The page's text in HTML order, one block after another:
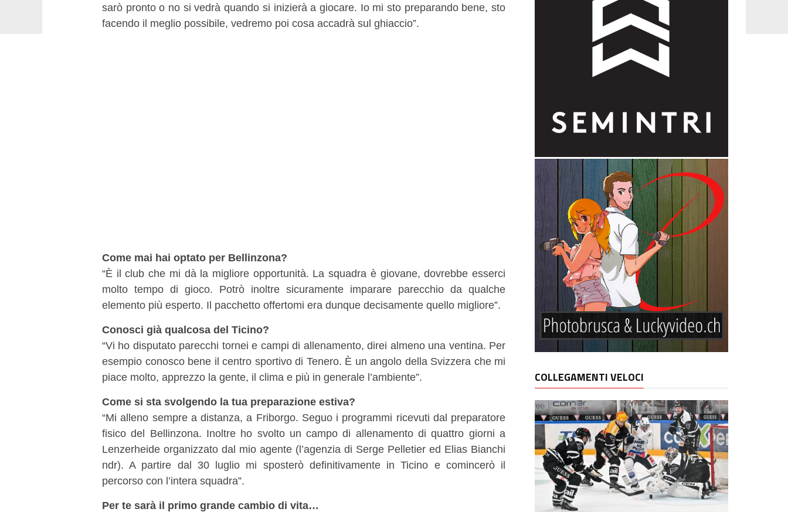
sarò pronto o no si vedrà quando si inizierà a giocare. Io mi sto preparando bene, sto
facendo il meglio possibile, vedremo poi cosa accadrà sul ghiaccio”.
Come mai hai optato per Bellinzona?
“È il club che mi dà la migliore opportunità. La squadra è giovane, dovrebbe esserci
molto tempo di gioco. Potrò inoltre sicuramente imparare parecchio da qualche
elemento più esperto. Il pacchetto offertomi era dunque decisamente quello migliore”.
Conosci già qualcosa del Ticino?
“Vi ho disputato parecchi tornei e campi di allenamento, direi almeno una ventina. Per
esempio conosco bene il centro sportivo di Tenero. È un angolo della Svizzera che mi
piace molto, apprezzo la gente, il clima e più in generale l’ambiente”.
Come si sta svolgendo la tua preparazione estiva?
“Mi alleno sempre a distanza, a Friborgo. Seguo i programmi ricevuti dal preparatore
fisico del Bellinzona. Inoltre ho svolto un campo di allenamento di quattro giorni a
Lenzerheide organizzato dal mio agente (l’agenzia di Serge Pelletier ed Elias Bianchi
ndr). A partire dal 30 luglio mi sposterò definitivamente in Ticino e comincerò il
percorso con l’intera squadra”.
Per te sarà il primo grande cambio di vita…
COLLEGAMENTI VELOCI